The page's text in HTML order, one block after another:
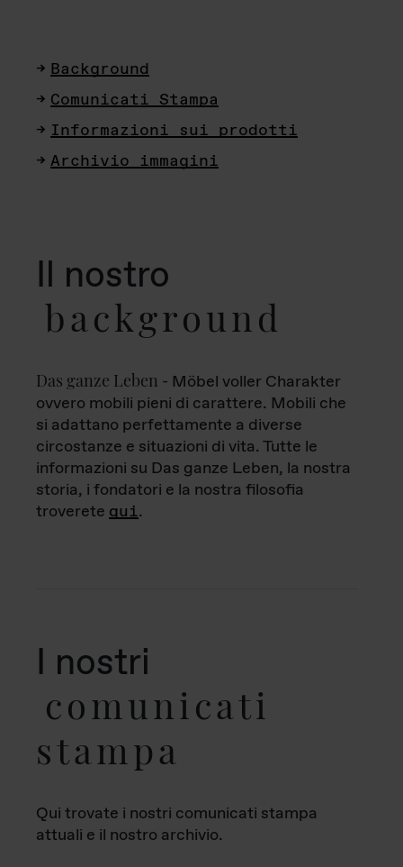
Background
Comunicati Stampa
Informazioni sui prodotti
Archivio immagini
Il nostro
background
Das ganze Leben - Möbel voller Charakter
ovvero mobili pieni di carattere. Mobili che
si adattano perfettamente a diverse
circostanze e situazioni di vita. Tutte le
informazioni su Das ganze Leben, la nostra
storia, i fondatori e la nostra filosofia
troverete qui.
I nostri
comunicati
stampa
Qui trovate i nostri comunicati stampa
attuali e il nostro archivio.